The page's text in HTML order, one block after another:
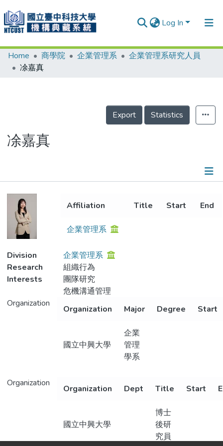
Log In
Communities & Collections
Organizations
Home 商學院 企業管理系
企業管理系研究人員
凃嘉真
Export Statistics
凃嘉真
Affiliation Title Start End
企業管理系
Division
企業管理系
Research
Interests
組織行為
團隊研究
危機溝通管理
Organization
Organization Major Degree Start
國立中興大學
企業
管理
學系
Organization
Organization Dept Title Start
國立中興大學
博士
後研
究員